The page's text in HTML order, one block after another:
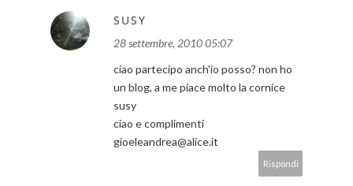
SUSY
28 settembre, 2010 05:07
ciao partecipo anch'io posso? non ho
un blog, a me piace molto la cornice
susy
ciao e complimenti
gioeleandrea@alice.it
Rispondi